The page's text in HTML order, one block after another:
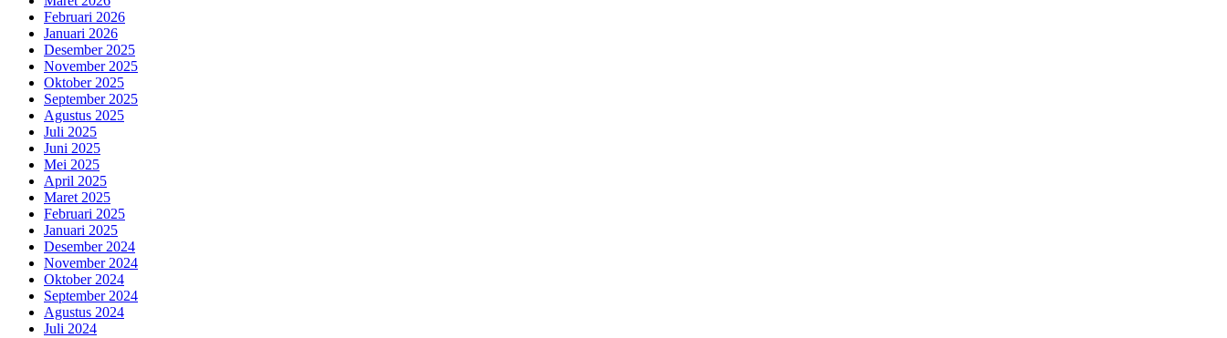
Februari 2026
Januari 2026
Desember 2025
November 2025
Oktober 2025
September 2025
Agustus 2025
Juli 2025
Juni 2025
Mei 2025
April 2025
Maret 2025
Februari 2025
Januari 2025
Desember 2024
November 2024
Oktober 2024
September 2024
Agustus 2024
Juli 2024